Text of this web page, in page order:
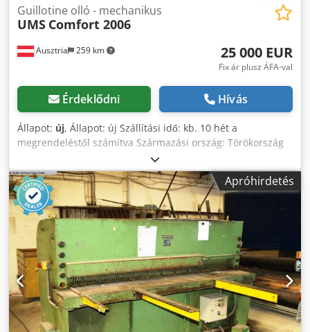
Ausztria 259 km
Guillotine olló - mechanikus
UMS Comfort 2006
25 000 EUR
Fix ár plusz ÁFA-val
Érdeklődni Hívás
Állapot: új, Állapot: új Szállítási idő: kb. 10 hét a
megrendeléstől számítva Származási ország: Törökország
Ár: 25 000 € Lízingdíj: 480 €/hó Vágáshossz: 2050 mm Max.
lemezvastagság (szerkezeti acél): 6 mm Löketek száma:
30/perc Vágási szög: 2,3° Hátsó ütköző: 750 mm (motoros
meghajtás, golyós orsók, NC vezérlés) Motorteljesítmény:
7,5 kW Asztalmagasság: 800 mm Asztalszélesség: 530 mm
Asztal hossza: 2355 mm Gép hossza: 2720 mm Szélesség:
1630 mm Magasság: 1230 mm Tömeg: 3200 kg A gépek
rendkívül masszív, hegesztett acélvázzal rendelkeznek a
maximális vágási pontosság érdekében. Magas színvonalú,
motoros hátsó ütköző (750 mm), NC vezérléssel és
golyósorsókkal. Felső kés: 2 vágóél, alsó kés: 4 vágóél.
Oldalsó ütköző: 1000 mm, méretskálával, T-horony és
Apróhirdetés